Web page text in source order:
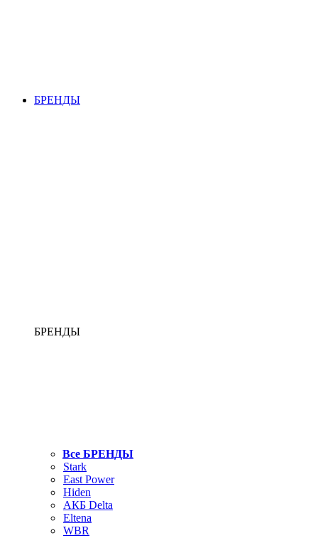
БРЕНДЫ
БРЕНДЫ
Все БРЕНДЫ
Stark
East Power
Hiden
АКБ Delta
Eltena
WBR